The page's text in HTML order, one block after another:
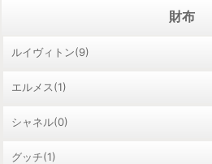
財布
ルイヴィトン(9)
エルメス(1)
シャネル(0)
グッチ(1)